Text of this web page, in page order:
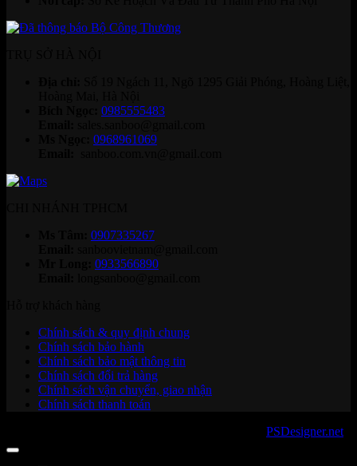
0985555483
0968961069
0907335267
0933566890
Chính sách & quy định chung
Chính sách bảo hành
Chính sách bảo mật thông tin
Chính sách đổi trả hàng
Chính sách vận chuyển, giao nhận
Chính sách thanh toán
PSDesigner.net